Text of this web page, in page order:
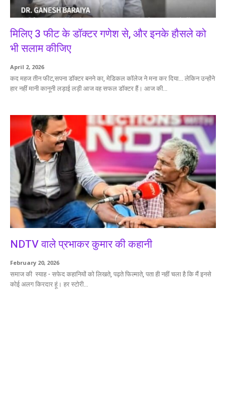
मिलिए 3 फीट के डॉक्टर गणेश से, और इनके हौसले को
भी सलाम कीजिए
April 2, 2026
कद महज तीन फीट,सपना डॉक्टर बनने का, मेडिकल कॉलेज ने मना कर दिया… लेकिन उन्होंने
हार नहीं मानी कानूनी लड़ाई लड़ी आज वह सफल डॉक्टर हैं। आज की...
NDTV वाले प्रभाकर कुमार की कहानी
February 20, 2026
समाज की स्याह - सफेद कहानियों को लिखते, पढ़ते फिल्माते, पता ही नहीं चला है कि मैं इनसे
कोई अलग किरदार हूं। हर स्टोरी...